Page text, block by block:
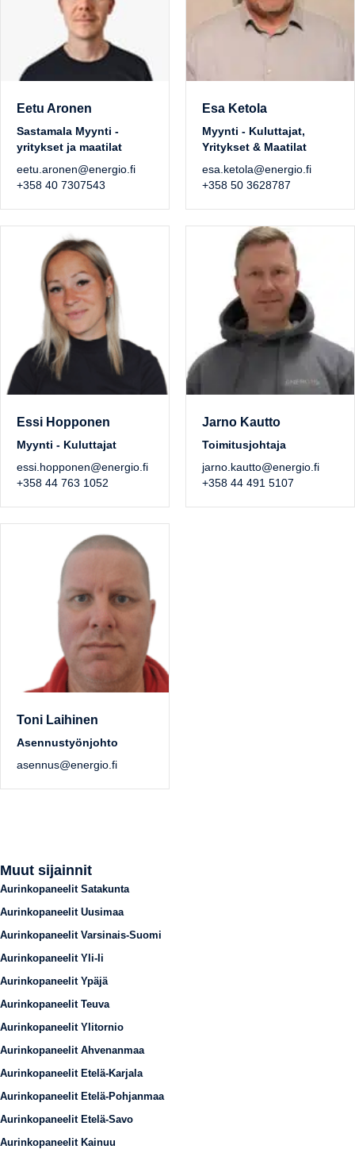
Eetu Aronen
Sastamala Myynti -
yritykset ja maatilat
eetu.aronen@energio.fi
+358 40 7307543
Esa Ketola
Myynti - Kuluttajat,
Yritykset & Maatilat
esa.ketola@energio.fi
+358 50 3628787
Essi Hopponen
Myynti - Kuluttajat
essi.hopponen@energio.fi
+358 44 763 1052
Jarno Kautto
Toimitusjohtaja
jarno.kautto@energio.fi
+358 44 491 5107
Toni Laihinen
Asennustyönjohto
asennus@energio.fi
Muut sijainnit
Aurinkopaneelit Satakunta
Aurinkopaneelit Uusimaa
Aurinkopaneelit Varsinais-Suomi
Aurinkopaneelit Yli-Ii
Aurinkopaneelit Ypäjä
Aurinkopaneelit Teuva
Aurinkopaneelit Ylitornio
Aurinkopaneelit Ahvenanmaa
Aurinkopaneelit Etelä-Karjala
Aurinkopaneelit Etelä-Pohjanmaa
Aurinkopaneelit Etelä-Savo
Aurinkopaneelit Kainuu